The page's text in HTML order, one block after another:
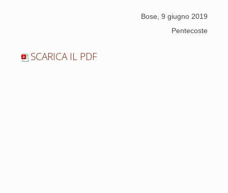
Bose, 9 giugno 2019
Pentecoste
SCARICA IL PDF